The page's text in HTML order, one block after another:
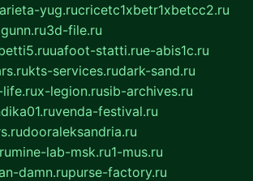
yug.rucricetc1xbetr1xbetcc2.ru
3d-file.ru
uafoot-statti.rue-abis1c.ru
kts-services.rudark-sand.ru
x-legion.rusib-archives.ru
venda-festival.ru
dooraleksandria.ru
mine-lab-msk.ru1-mus.ru
damn.rupurse-factory.ru